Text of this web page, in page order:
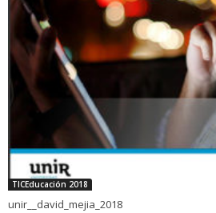
TICEducación 2018
unir__david_mejia_2018